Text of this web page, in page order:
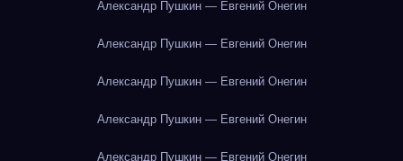
Александр Пушкин — Евгений Онегин
Александр Пушкин — Евгений Онегин
Александр Пушкин — Евгений Онегин
Александр Пушкин — Евгений Онегин
Александр Пушкин — Евгений Онегин